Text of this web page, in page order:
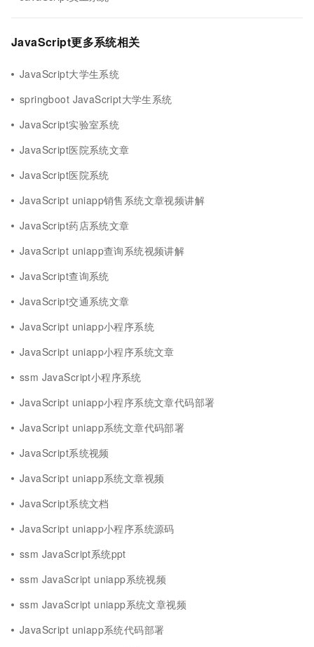
JavaScript更多系统相关
JavaScript大学生系统
springboot JavaScript大学生系统
JavaScript实验室系统
JavaScript医院系统文章
JavaScript医院系统
JavaScript uniapp销售系统文章视频讲解
JavaScript药店系统文章
JavaScript uniapp查询系统视频讲解
JavaScript查询系统
JavaScript交通系统文章
JavaScript uniapp小程序系统
JavaScript uniapp小程序系统文章
ssm JavaScript小程序系统
JavaScript uniapp小程序系统文章代码部署
JavaScript uniapp系统文章代码部署
JavaScript系统视频
JavaScript uniapp系统文章视频
JavaScript系统文档
JavaScript uniapp小程序系统源码
ssm JavaScript系统ppt
ssm JavaScript uniapp系统视频
ssm JavaScript uniapp系统文章视频
JavaScript uniapp系统代码部署